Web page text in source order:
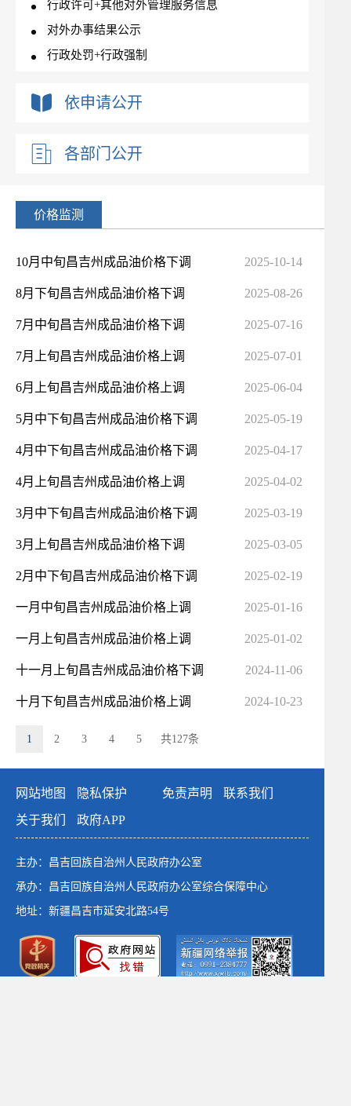
行政许可+其他对外管理服务信息
对外办事结果公示
行政处罚+行政强制
依申请公开
各部门公开
价格监测
10月中旬昌吉州成品油价格下调 2025-10-14
8月下旬昌吉州成品油价格下调 2025-08-26
7月中旬昌吉州成品油价格下调 2025-07-16
7月上旬昌吉州成品油价格上调 2025-07-01
6月上旬昌吉州成品油价格上调 2025-06-04
5月中下旬昌吉州成品油价格下调 2025-05-19
4月中下旬昌吉州成品油价格下调 2025-04-17
4月上旬昌吉州成品油价格上调 2025-04-02
3月中下旬昌吉州成品油价格下调 2025-03-19
3月上旬昌吉州成品油价格下调 2025-03-05
2月中下旬昌吉州成品油价格下调 2025-02-19
一月中旬昌吉州成品油价格上调 2025-01-16
一月上旬昌吉州成品油价格上调 2025-01-02
十一月上旬昌吉州成品油价格下调 2024-11-06
十月下旬昌吉州成品油价格上调 2024-10-23
1 2 3 4 5 共127条
网站地图 隐私保护 免责声明
联系我们
关于我们
政府APP
主办：昌吉回族自治州人民政府办公室
承办：昌吉回族自治州人民政府办公室综合保障中心
地址：新疆昌吉市延安北路54号